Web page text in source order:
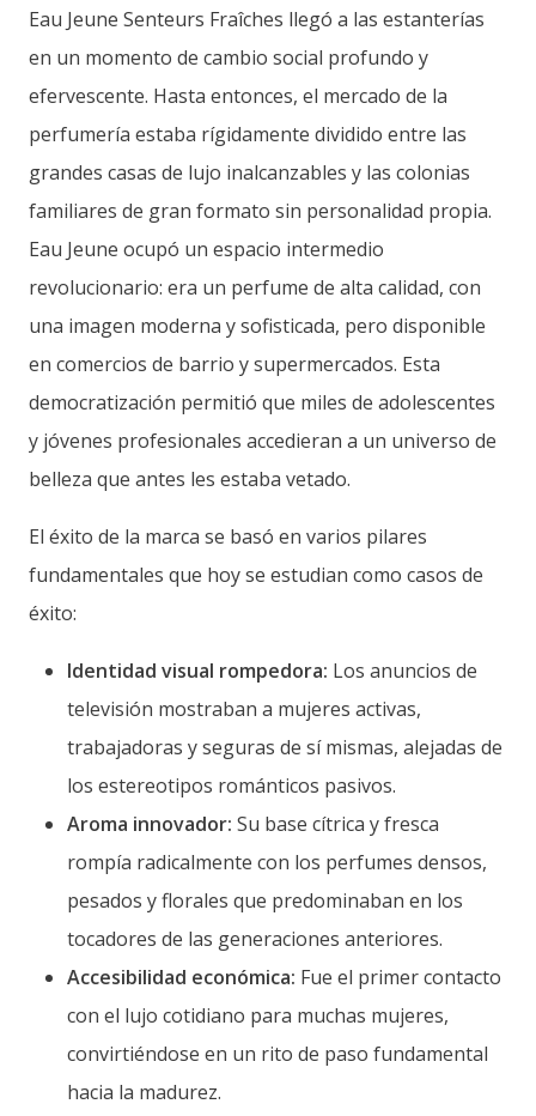
Eau Jeune Senteurs Fraîches llegó a las estanterías
en un momento de cambio social profundo y
efervescente. Hasta entonces, el mercado de la
perfumería estaba rígidamente dividido entre las
grandes casas de lujo inalcanzables y las colonias
familiares de gran formato sin personalidad propia.
Eau Jeune ocupó un espacio intermedio
revolucionario: era un perfume de alta calidad, con
una imagen moderna y sofisticada, pero disponible
en comercios de barrio y supermercados. Esta
democratización permitió que miles de adolescentes
y jóvenes profesionales accedieran a un universo de
belleza que antes les estaba vetado.
El éxito de la marca se basó en varios pilares
fundamentales que hoy se estudian como casos de
éxito:
Identidad visual rompedora: Los anuncios de
televisión mostraban a mujeres activas,
trabajadoras y seguras de sí mismas, alejadas de
los estereotipos románticos pasivos.
Aroma innovador: Su base cítrica y fresca
rompía radicalmente con los perfumes densos,
pesados y florales que predominaban en los
tocadores de las generaciones anteriores.
Accesibilidad económica: Fue el primer contacto
con el lujo cotidiano para muchas mujeres,
convirtiéndose en un rito de paso fundamental
hacia la madurez.